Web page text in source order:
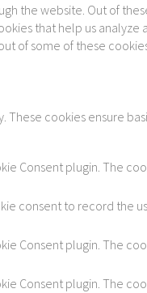
the website. Out of
that help us
of some of these
cookies ensure
Consent plugin. The
consent to record the
Consent plugin. The
Consent plugin. The